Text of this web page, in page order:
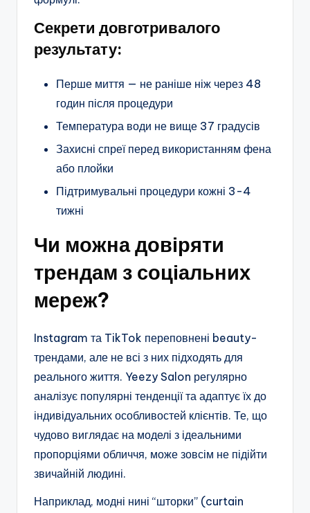
Секрети довготривалого
результату:
Перше миття — не раніше ніж через 48
годин після процедури
Температура води не вище 37 градусів
Захисні спреї перед використанням фена
або плойки
Підтримувальні процедури кожні 3-4
тижні
Чи можна довіряти
трендам з соціальних
мереж?
Instagram та TikTok переповнені beauty-
трендами, але не всі з них підходять для
реального життя. Yeezy Salon регулярно
аналізує популярні тенденції та адаптує їх до
індивідуальних особливостей клієнтів. Те, що
чудово виглядає на моделі з ідеальними
пропорціями обличчя, може зовсім не підійти
звичайній людині.
Наприклад, модні нині “шторки” (curtain